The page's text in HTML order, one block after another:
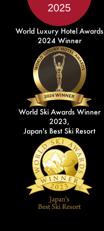
World Luxury Hotel Awards
2024 Winner
World Ski Awards Winner
2023,
Japan's Best Ski Resort